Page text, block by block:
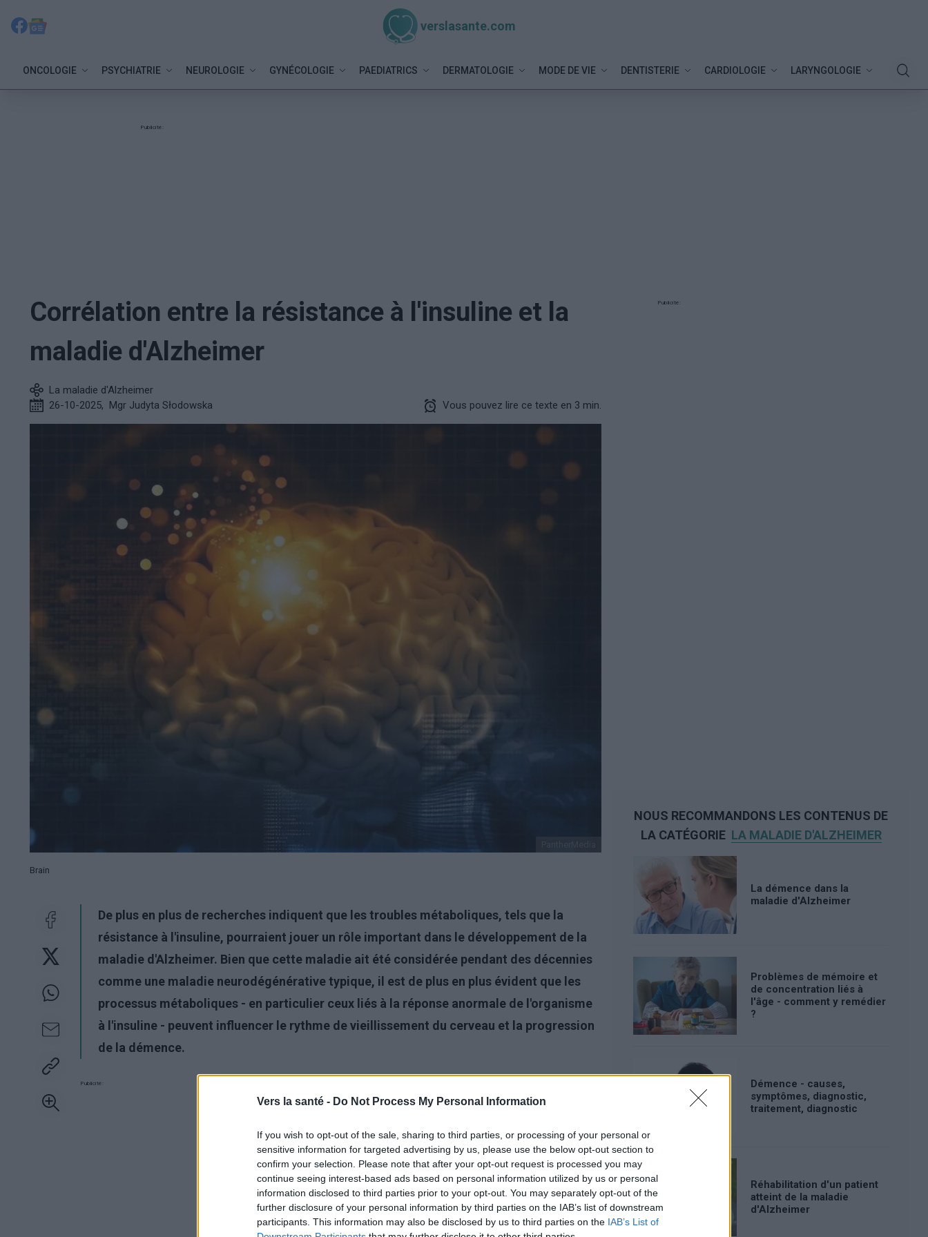
Vers la santé - Do Not Process My Personal Information
If you wish to opt-out of the sale, sharing to third parties, or processing of your personal or
sensitive information for targeted advertising by us, please use the below opt-out section to
confirm your selection. Please note that after your opt-out request is processed you may
continue seeing interest-based ads based on personal information utilized by us or personal
information disclosed to third parties prior to your opt-out. You may separately opt-out of the
further disclosure of your personal information by third parties on the IAB’s list of downstream
participants. This information may also be disclosed by us to third parties on the IAB’s List of
verslasante.com
ONCOLOGIE PSYCHIATRIE NEUROLOGIE GYNÉCOLOGIE PAEDIATRICS DERMATOLOGIE MODE DE VIE DENTISTERIE CARDIOLOGIE LARYNGOLOGIE
Publicité:
Corrélation entre la résistance à l'insuline et la
maladie d'Alzheimer
La maladie d'Alzheimer
26-10-2025, Mgr Judyta Słodowska Vous pouvez lire ce texte en 3 min.
Brain
De plus en plus de recherches indiquent que les troubles métaboliques, tels que la
résistance à l'insuline, pourraient jouer un rôle important dans le développement de la
maladie d'Alzheimer. Bien que cette maladie ait été considérée pendant des décennies
comme une maladie neurodégénérative typique, il est de plus en plus évident que les
processus métaboliques - en particulier ceux liés à la réponse anormale de l'organisme
à l'insuline - peuvent influencer le rythme de vieillissement du cerveau et la progression
de la démence.
Publicité:
Publicité:
NOUS RECOMMANDONS LES CONTENUS DE
LA CATÉGORIE LA MALADIE D'ALZHEIMER
La démence dans la
maladie d'Alzheimer
Problèmes de mémoire et
de concentration liés à
l'âge - comment y remédier
?
Démence - causes,
symptômes, diagnostic,
traitement, diagnostic
Réhabilitation d'un patient
atteint de la maladie
d'Alzheimer